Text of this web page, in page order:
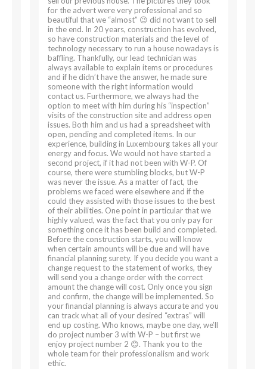
for the advert were very professional and so
beautiful that we “almost” 😉 did not want to sell
in the end. In 20 years, construction has evolved,
so have construction materials and the level of
technology necessary to run a house nowadays is
baffling. Thankfully, our lead technician was
always available to explain items or procedures
and if he didn’t have the answer, he made sure
someone with the right information would
contact us. Furthermore, we always had the
option to meet with him during his “inspection”
visits of the construction site and address open
issues. Both him and us had a spreadsheet with
open, pending and completed items. In our
experience, building in Luxembourg takes all your
energy and focus. We would not have started a
second project, if it had not been with W-P. Of
course, there were stumbling blocks, but W-P
was never the issue. As a matter of fact, the
problems we faced were elsewhere and if the
could they assisted with those issues to the best
of their abilities. One point in particular that we
highly valued, was the fact that you only pay for
something once it has been build and completed.
Before the construction starts, you will know
when certain amounts will be due and will have
financial planning surety. If you decide you want a
change request to the statement of works, they
will send you a change order with the correct
amount the change will cost. Only once you sign
and confirm, the change will be implemented. So
your financial planning is always accurate and you
can track what all of your desired “extras” will
end up costing. Who knows, maybe one day, we’ll
do project number 3 with W-P – but first we
enjoy project number 2 😊. Thank you to the
whole team for their professionalism and work
ethic.